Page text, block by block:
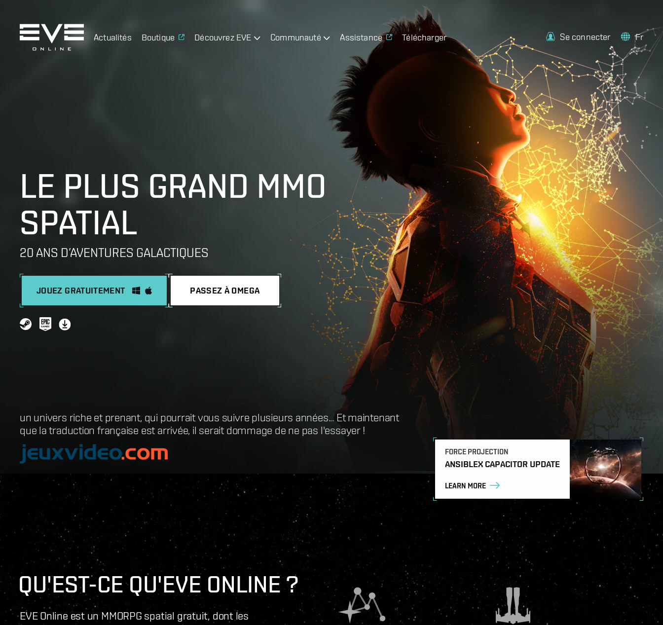
Actualités Boutique Découvrez EVE Communauté Assistance Télécharger Se connecter Fr
LE PLUS GRAND MMO
SPATIAL
20 ANS D’AVENTURES GALACTIQUES
JOUEZ GRATUITEMENT PASSEZ À OMEGA
Une expérience de jeu rarement atteinte pour qui voudra vraiment s'y impliquer. - 8/10
un univers riche et prenant, qui pourrait vous suivre plusieurs années... Et maintenant
que la traduction française est arrivée, il serait dommage de ne pas l'essayer !
FORCE PROJECTION
ANSIBLEX CAPACITOR UPDATE
LEARN MORE
QU'EST-CE QU'EVE ONLINE ?
EVE Online est un MMORPG spatial gratuit, dont les